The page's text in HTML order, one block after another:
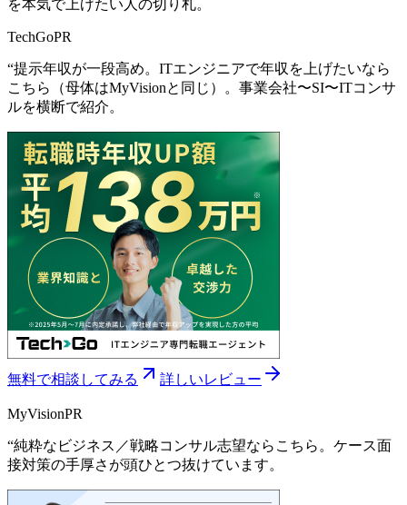
を本気で上げたい人の切り札。
TechGoPR
“提示年収が一段高め。ITエンジニアで年収を上げたいなら
こちら（母体はMyVisionと同じ）。事業会社〜SI〜ITコンサ
ルを横断で紹介。
無料で相談してみる 詳しいレビュー
MyVisionPR
“純粋なビジネス／戦略コンサル志望ならこちら。ケース面
接対策の手厚さが頭ひとつ抜けています。